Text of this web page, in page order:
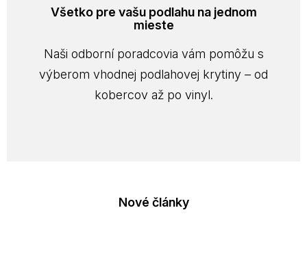
Všetko pre vašu podlahu na jednom
mieste
Naši odborní poradcovia vám pomôžu s
výberom vhodnej podlahovej krytiny – od
kobercov až po vinyl.
Nové články